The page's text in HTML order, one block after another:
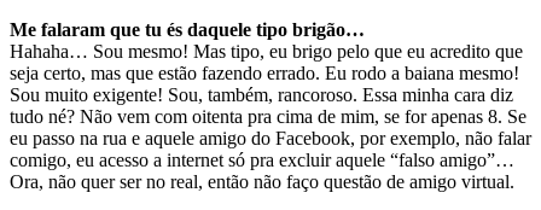
Me falaram que tu és daquele tipo brigão…
Hahaha… Sou mesmo! Mas tipo, eu brigo pelo que eu acredito que
seja certo, mas que estão fazendo errado. Eu rodo a baiana mesmo!
Sou muito exigente! Sou, também, rancoroso. Essa minha cara diz
tudo né? Não vem com oitenta pra cima de mim, se for apenas 8. Se
eu passo na rua e aquele amigo do Facebook, por exemplo, não falar
comigo, eu acesso a internet só pra excluir aquele “falso amigo”…
Ora, não quer ser no real, então não faço questão de amigo virtual.